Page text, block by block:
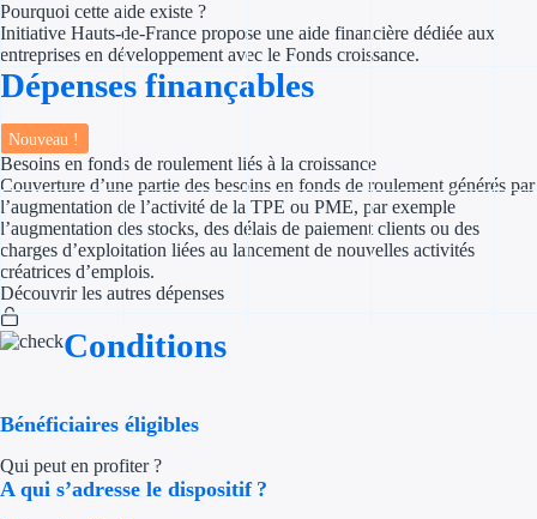
Aides Fiscales et
Aides Urssaf
Pourquoi cette aide existe ?
Initiative Hauts-de-France propose une aide financière dédiée aux
entreprises en développement avec le Fonds croissance.
Dépenses finançables
Nouveau !
Besoins en fonds de roulement liés à la croissance
Couverture d’une partie des besoins en fonds de roulement générés par
l’augmentation de l’activité de la TPE ou PME, par exemple
l’augmentation des stocks, des délais de paiement clients ou des
charges d’exploitation liées au lancement de nouvelles activités
créatrices d’emplois.
Découvrir les autres dépenses
Conditions
Bénéficiaires éligibles
Qui peut en profiter ?
A qui s’adresse le dispositif ?